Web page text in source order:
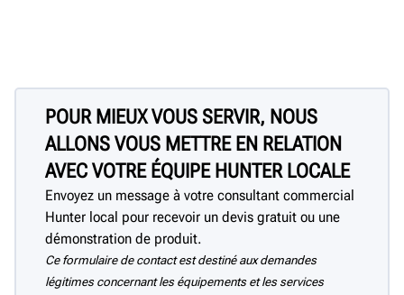
POUR MIEUX VOUS SERVIR, NOUS
ALLONS VOUS METTRE EN RELATION
AVEC VOTRE ÉQUIPE HUNTER LOCALE
Envoyez un message à votre consultant commercial
Hunter local pour recevoir un devis gratuit ou une
démonstration de produit.
Ce formulaire de contact est destiné aux demandes
légitimes concernant les équipements et les services